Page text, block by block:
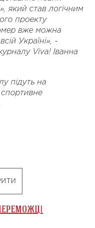
який став логічним
проекту
вже можна
Україні», -
Viva! Іванна
підуть на
спортивне